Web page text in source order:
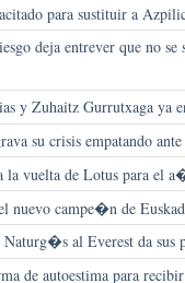
para sustituir a
deja entrever que no
y Zuhaitz Gurrutxaga ya
su crisis empatando
la vuelta de Lotus para el
nuevo campe�n de
al Everest da sus
de autoestima para